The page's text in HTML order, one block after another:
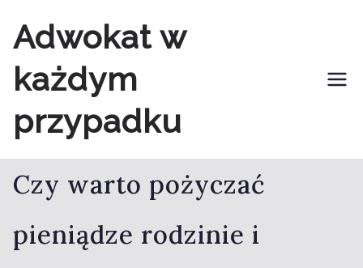
do
treści
Adwokat w
każdym
przypadku
Czy warto pożyczać
pieniądze rodzinie i